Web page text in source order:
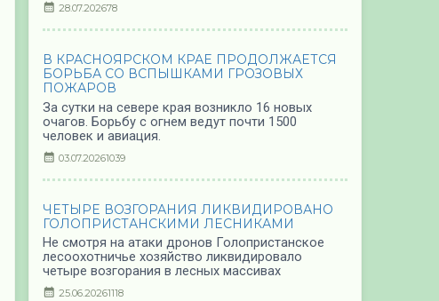
28.07.202678
В КРАСНОЯРСКОМ КРАЕ ПРОДОЛЖАЕТСЯ
БОРЬБА СО ВСПЫШКАМИ ГРОЗОВЫХ
ПОЖАРОВ
За сутки на севере края возникло 16 новых
очагов. Борьбу с огнем ведут почти 1500
человек и авиация.
03.07.20261039
ЧЕТЫРЕ ВОЗГОРАНИЯ ЛИКВИДИРОВАНО
ГОЛОПРИСТАНСКИМИ ЛЕСНИКАМИ
Не смотря на атаки дронов Голопристанское
лесоохотничье хозяйство ликвидировало
четыре возгорания в лесных массивах
25.06.20261118